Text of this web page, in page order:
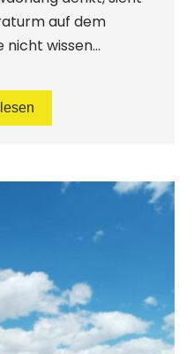
auf dem
nicht wissen...